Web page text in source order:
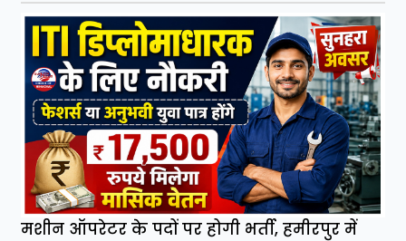
मशीन ऑपरेटर के पदों पर होगी भर्ती, हमीरपुर में